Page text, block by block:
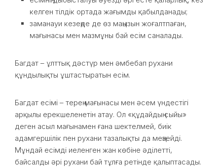
келген тілдік ортада жағымды қабылданады;
заманауи кезеңде де өз маңызын жоғалтпаған,
мағынасы мен мазмұны бай есім саналады.
Багдат – ұлттық дәстүр мен әмбебап рухани
құндылықты ұштастыратын есім.
Багдат есімі – терең мағынасы мен әсем үндестігі
арқылы ерекшеленетін атау. Ол «құдайдың сыйы»
деген асыл мағынамен ғана шектелмей, биік
адамгершілік пен рухани тазалықты да меңзейді.
Мұндай есімді иеленген жан көбіне әділетті,
байсалды әрі рухани бай тұлға ретінде қалыптасады.